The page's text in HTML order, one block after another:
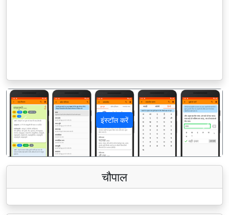
इंस्टॉल करें
पिछला अगला
चौपाल